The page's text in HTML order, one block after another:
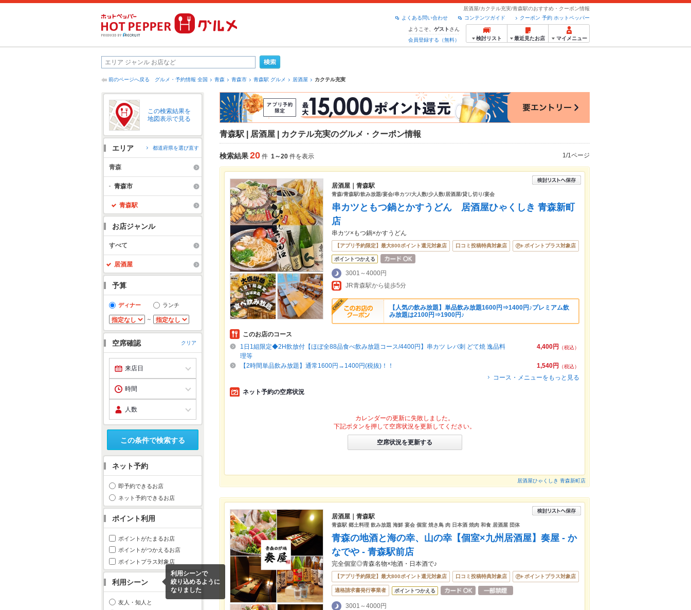
居酒屋/カクテル充実/青森駅のおすすめ・クーポン情報
クーポン 予約 ホットペッパー
コンテンツガイド
よくある問い合わせ
ようこそ、 ゲスト さん
会員登録する（無料）
検討リスト 最近見たお店 マイメニュー
前のページへ戻る グルメ・予約情報 全国 青森 青森市 青森駅 グルメ 居酒屋 カクテル充実
この検索結果を
地図表示で見る
エリア 都道府県を選び直す
青森
青森市
青森駅
お店ジャンル
すべて
居酒屋
予算
ディナー ランチ
～
空席確認 クリア
この条件で検索する
ネット予約
即予約できるお店
ネット予約できるお店
ポイント利用
ポイントがたまるお店
ポイントがつかえるお店
ポイントプラス対象店
利用シーン
利用シーンで
絞り込めるように
なりました
友人・知人と
青森駅 | 居酒屋 | カクテル充実のグルメ・クーポン情報
検索結果20 件 1～20 件を表示 1/1ページ
居酒屋｜青森駅
青森/青森駅/飲み放題/宴会/串カツ/大人数/少人数/居酒屋/貸し切り/宴会
串カツともつ鍋とかすうどん 居酒屋ひゃくしき 青森新町
店
串カツ×もつ鍋×かすうどん
【アプリ予約限定】最大800ポイント還元対象店 口コミ投稿特典対象店 ポイントプラス対象店
ポイントつかえる
3001～4000円
JR青森駅から徒歩5分
【人気の飲み放題】単品飲み放題1600円⇒1400円♪プレミアム飲
み放題は2100円⇒1900円♪
このお店のコース
4,400円
（税込）
1日1組限定◆2H飲放付【ほぼ全88品食べ飲み放題コース/4400円】串カツ レバ刺 どて焼 逸品料
理等
1,540円
（税込）
【2時間単品飲み放題】通常1600円→1400円(税抜)！！
コース・メニューをもっと見る
ネット予約の空席状況
カレンダーの更新に失敗しました。
下記ボタンを押して空席状況を更新してください。
空席状況を更新する
居酒屋ひゃくしき 青森新町店
居酒屋｜青森駅
青森駅 郷土料理 飲み放題 海鮮 宴会 個室 焼き鳥 肉 日本酒 焼肉 和食 居酒屋 団体
青森の地酒と海の幸、山の幸【個室×九州居酒屋】奏屋 - か
なでや - 青森駅前店
完全個室◎青森名物×地酒・日本酒で♪
【アプリ予約限定】最大800ポイント還元対象店 口コミ投稿特典対象店 ポイントプラス対象店
適格請求書発行事業者 ポイントつかえる
3001～4000円